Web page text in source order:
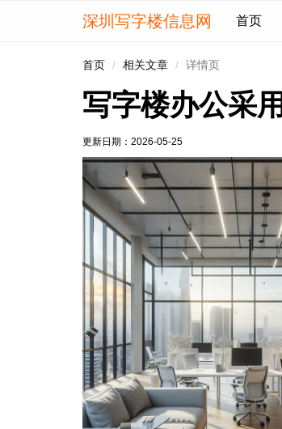
深圳写字楼信息网 首页
首页 相关文章 详情页
写字楼办公采
更新日期： 2026-05-25